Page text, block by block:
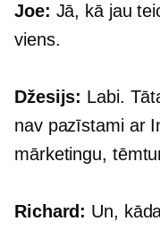
Joe: Jā, kā jau
viens.
Džesijs: Labi.
nav pazīstami ar
mārketingu,
Richard: Un,